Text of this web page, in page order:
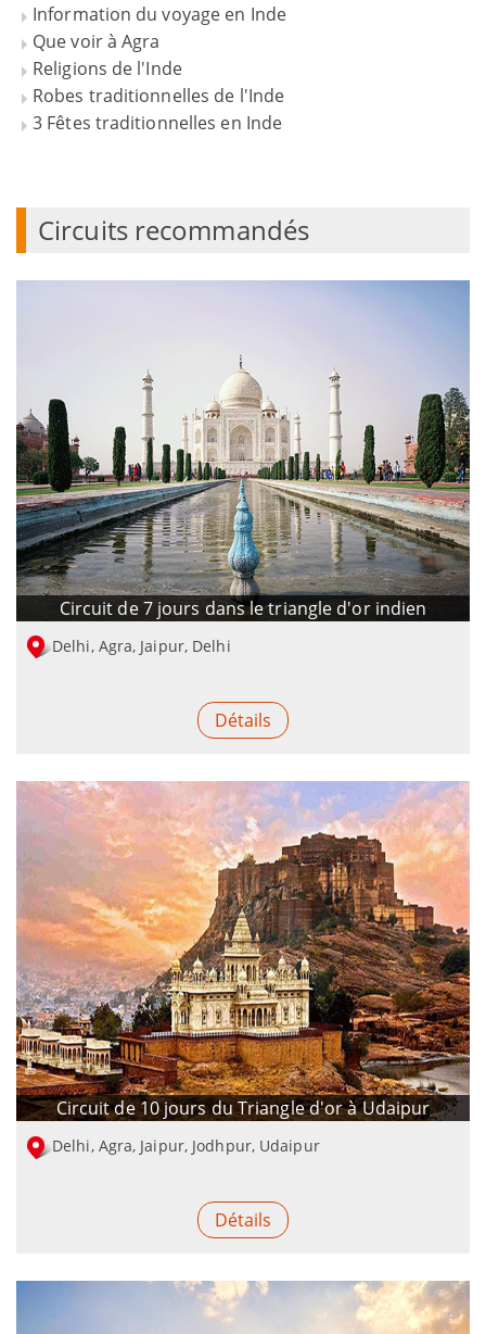
Information du voyage en Inde
Que voir à Agra
Religions de l'Inde
Robes traditionnelles de l'Inde
3 Fêtes traditionnelles en Inde
Circuits recommandés
Circuit de 7 jours dans le triangle d'or indien
Delhi, Agra, Jaipur, Delhi
Détails
Circuit de 10 jours du Triangle d'or à Udaipur
Delhi, Agra, Jaipur, Jodhpur, Udaipur
Détails